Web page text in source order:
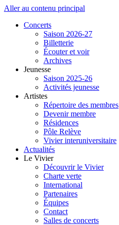
Aller au contenu principal
Concerts
Saison 2026-27
Billetterie
Écouter et voir
Archives
Jeunesse
Saison 2025-26
Activités jeunesse
Artistes
Répertoire des membres
Devenir membre
Résidences
Pôle Relève
Vivier interuniversitaire
Actualités
Le Vivier
Découvrir le Vivier
Charte verte
International
Partenaires
Équipes
Contact
Salles de concerts